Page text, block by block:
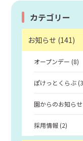
カテゴリー
お知らせ (141)
オープンデー (8)
ぽけっとくらぶ
園からのお知ら
採用情報 (2)